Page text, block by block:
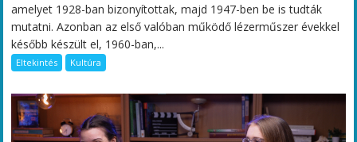
amelyet 1928-ban bizonyítottak, majd 1947-ben be is tudták
mutatni. Azonban az első valóban működő lézerműszer évekkel
később készült el, 1960-ban,...
Eltekintés Kultúra